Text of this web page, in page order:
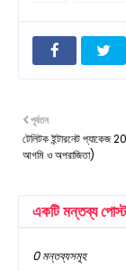
পূর্বতন
টেলিটক ইন্টারনেট প্যাকেজ
আগমি ও অপরাজিতা)
একটি মন্তব্য
0 মন্তব্যসমূহ